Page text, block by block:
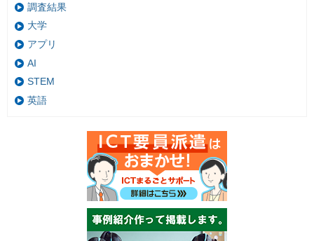
調査結果
大学
アプリ
AI
STEM
英語